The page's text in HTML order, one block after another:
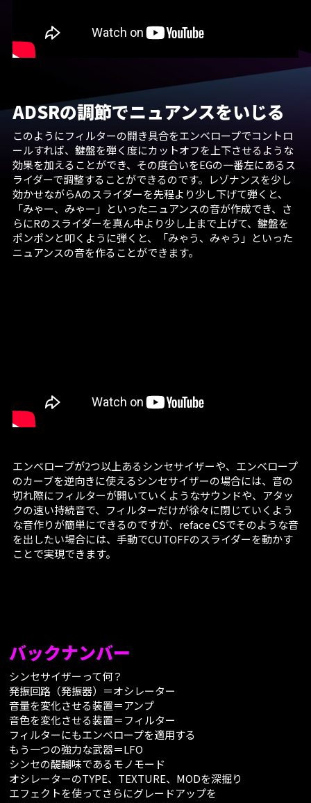
ADSRの調節でニュアンスをいじる
このようにフィルターの開き具合をエンベロープでコントロ
ールすれば、鍵盤を弾く度にカットオフを上下させるような
効果を加えることができ、その度合いをEGの一番左にあるス
ライダーで調整することができるのです。レゾナンスを少し
効かせながらAのスライダーを先程より少し下げて弾くと、
「みゃー、みゃー」といったニュアンスの音が作成でき、さ
らにRのスライダーを真ん中より少し上まで上げて、鍵盤を
ポンポンと叩くように弾くと、「みゃう、みゃう」といった
ニュアンスの音を作ることができます。
エンベロープが2つ以上あるシンセサイザーや、エンベロープ
のカーブを逆向きに使えるシンセサイザーの場合には、音の
切れ際にフィルターが開いていくようなサウンドや、アタッ
クの速い持続音で、フィルターだけが徐々に閉じていくよう
な音作りが簡単にできるのですが、reface CSでそのような音
を出したい場合には、手動でCUTOFFのスライダーを動かす
ことで実現できます。
バックナンバー
シンセサイザーって何？
発振回路（発振器）＝オシレーター
音量を変化させる装置＝アンプ
音色を変化させる装置＝フィルター
フィルターにもエンベロープを適用する
もう一つの強力な武器＝LFO
シンセの醍醐味であるモノモード
オシレーターのTYPE、TEXTURE、MODを深掘り
エフェクトを使ってさらにグレードアップを